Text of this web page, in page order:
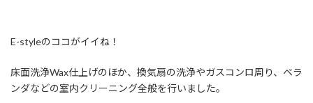
E-styleのココがイイね！
床面洗浄Wax仕上げのほか、換気扇の洗浄やガスコンロ周り、ベラ
ンダなどの室内クリーニング全般を行いました。